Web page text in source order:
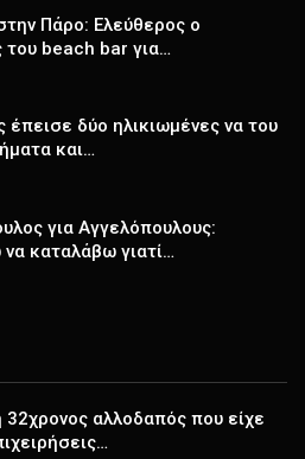
Πάρο: Ελεύθερος ο
του beach bar για…
δύο ηλικιωμένες να του
και…
για Αγγελόπουλους:
καταλάβω γιατί…
αλλοδαπός που είχε